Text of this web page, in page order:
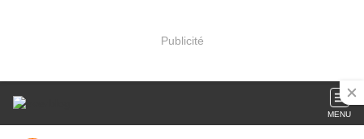
Publicité
MENU